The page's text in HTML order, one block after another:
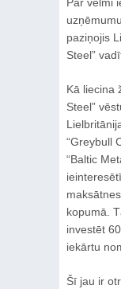
paziņojis
Steel”
Kā liecina
Steel”
“Greybull
“Baltic
kopumā.
investēt
iekārtu
Šī jau ir